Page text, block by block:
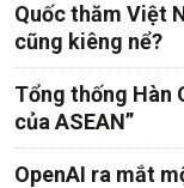
Quốc thăm Việt
cũng kiêng nể?
Tổng thống Hàn
của ASEAN”
OpenAI ra mắt